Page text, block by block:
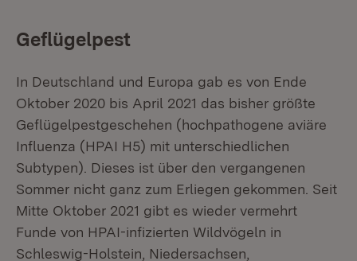
Geflügelpest
In Deutschland und Europa gab es von Ende
Oktober 2020 bis April 2021 das bisher größte
Geflügelpestgeschehen (hochpathogene aviäre
Influenza (HPAI H5) mit unterschiedlichen
Subtypen). Dieses ist über den vergangenen
Sommer nicht ganz zum Erliegen gekommen. Seit
Mitte Oktober 2021 gibt es wieder vermehrt
Funde von HPAI-infizierten Wildvögeln in
Schleswig-Holstein, Niedersachsen,